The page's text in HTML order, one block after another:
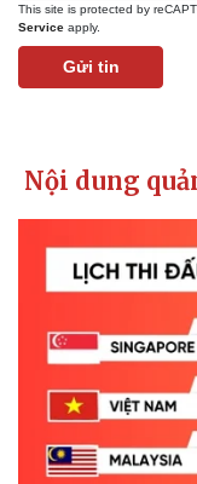
Thể thao
Bóng đá
Lịch thi đấu bóng đá
This site is protected by
Service apply.
Gửi tin